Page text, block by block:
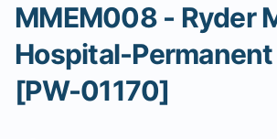
MMEM008 - Ryder
Hospital-
[PW-01170]